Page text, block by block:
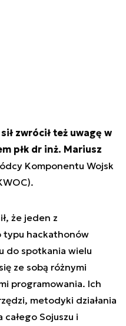
zwrócił też uwagę w
płk dr inż. Mariusz
Komponentu Wojsk
że jeden z
typu hackathonów
do spotkania wielu
ze sobą różnymi
programowania. Ich
metodyki działania
Sojuszu i